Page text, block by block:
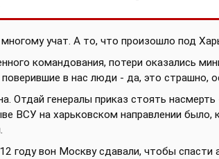
учат. А то, что произошло под
командования, потери оказались
в нас люди - да, это страшно,
Отдай генералы приказ стоять
ВСУ на харьковском направлении было,
году вон Москву сдавали, чтобы спасти